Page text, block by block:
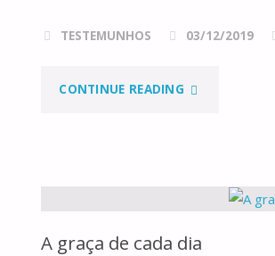
TESTEMUNHOS 03/12/2019
CONTINUE READING "SER
PRIVILÉGIO
DE
A graça de cada dia